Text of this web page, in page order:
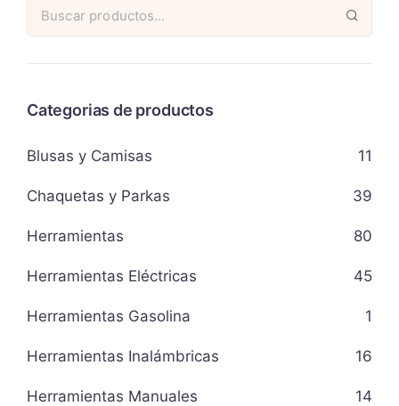
Categorias de productos
Blusas y Camisas 11
Chaquetas y Parkas 39
Herramientas 80
Herramientas Eléctricas 45
Herramientas Gasolina 1
Herramientas Inalámbricas 16
Herramientas Manuales 14